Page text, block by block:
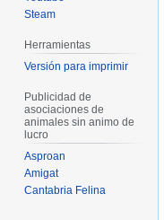
Steam
Herramientas
Versión para imprimir
Publicidad de
asociaciones de
animales sin animo de
lucro
Asproan
Amigat
Cantabria Felina